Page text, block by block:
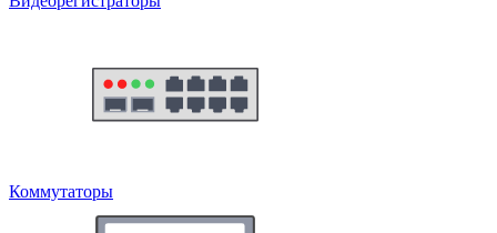
Коммутаторы